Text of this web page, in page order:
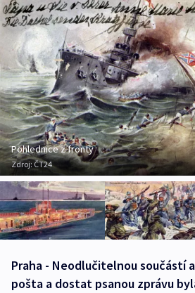
Pohlednice z fronty
Zdroj: ČT24
Praha - Neodlučitelnou součástí
pošta a dostat psanou zprávu